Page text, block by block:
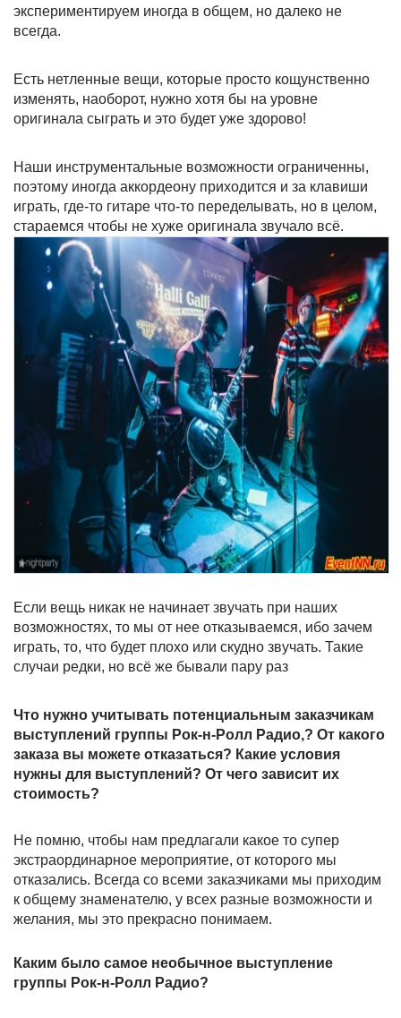
экспериментируем иногда в общем, но далеко не
всегда.
Есть нетленные вещи, которые просто кощунственно
изменять, наоборот, нужно хотя бы на уровне
оригинала сыграть и это будет уже здорово!
Наши инструментальные возможности ограниченны,
поэтому иногда аккордеону приходится и за клавиши
играть, где-то гитаре что-то переделывать, но в целом,
стараемся чтобы не хуже оригинала звучало всё.
Если вещь никак не начинает звучать при наших
возможностях, то мы от нее отказываемся, ибо зачем
играть, то, что будет плохо или скудно звучать. Такие
случаи редки, но всё же бывали пару раз
Что нужно учитывать потенциальным заказчикам
выступлений группы Рок-н-Ролл Радио,? От какого
заказа вы можете отказаться? Какие условия
нужны для выступлений? От чего зависит их
стоимость?
Не помню, чтобы нам предлагали какое то супер
экстраординарное мероприятие, от которого мы
отказались. Всегда со всеми заказчиками мы приходим
к общему знаменателю, у всех разные возможности и
желания, мы это прекрасно понимаем.
Каким было самое необычное выступление
группы Рок-н-Ролл Радио?